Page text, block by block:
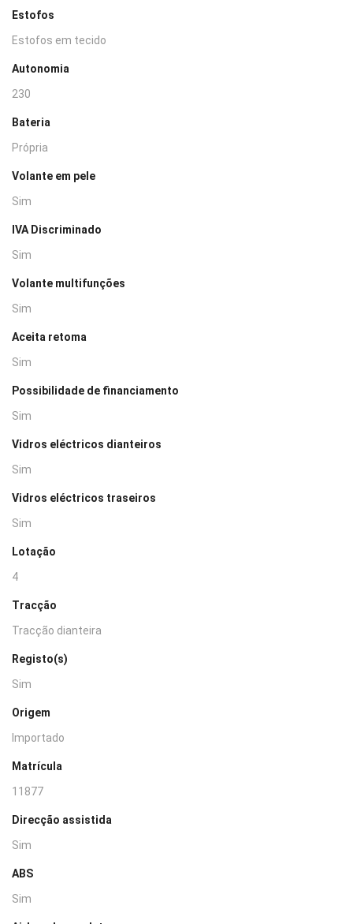
Estofos
Estofos em tecido
Autonomia
230
Bateria
Própria
Volante em pele
Sim
IVA Discriminado
Sim
Volante multifunções
Sim
Aceita retoma
Sim
Possibilidade de financiamento
Sim
Vidros eléctricos dianteiros
Sim
Vidros eléctricos traseiros
Sim
Lotação
4
Tracção
Tracção dianteira
Registo(s)
Sim
Origem
Importado
Matrícula
11877
Direcção assistida
Sim
ABS
Sim